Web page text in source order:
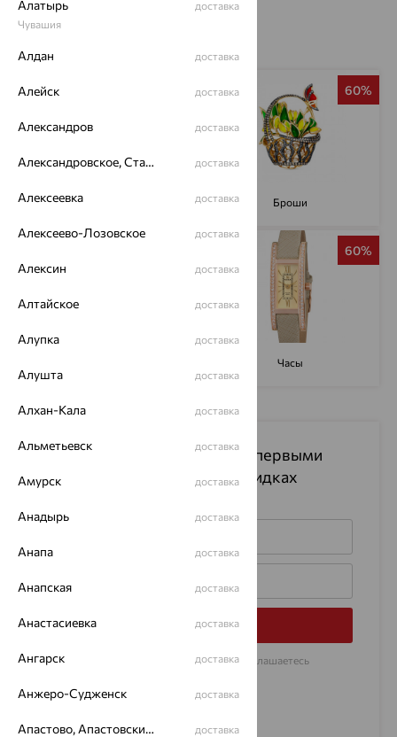
60%
Броши
60%
Часы
Подпишитесь на рассылку
и первыми
узнавайте информацию о скидках
Подписаться
Нажимая на кнопку «Подписаться», Вы соглашаетесь
Алатырь
Чувашия
доставка
Алдан доставка
Алейск доставка
Александров доставка
Александровское, Ставропольский край доставка
Алексеевка доставка
Алексеево-Лозовское доставка
Алексин доставка
Алтайское доставка
Алупка доставка
Алушта доставка
Алхан-Кала доставка
Альметьевск доставка
Амурск доставка
Анадырь доставка
Анапа доставка
Анапская доставка
Анастасиевка доставка
Ангарск доставка
Анжеро-Судженск доставка
Апастово, Апастовский район доставка